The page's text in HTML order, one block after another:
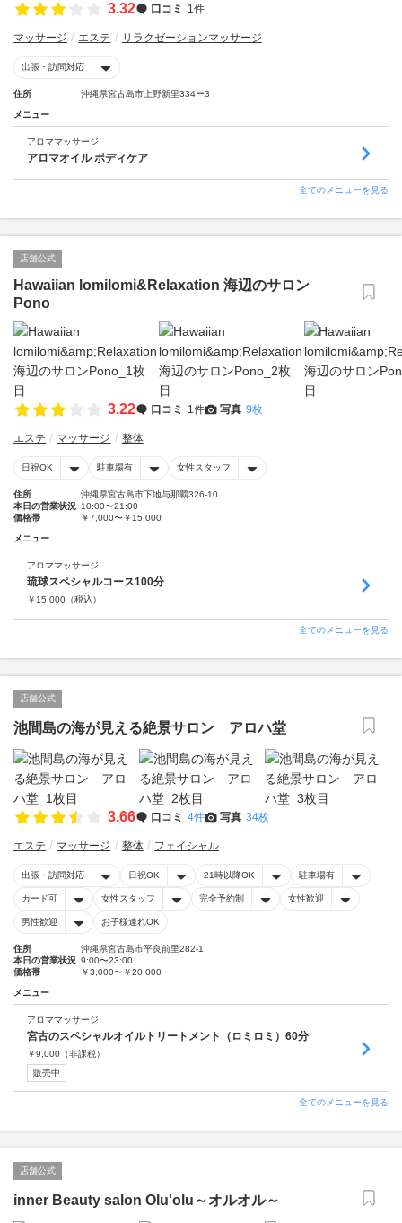
3.32 口コミ 1件
マッサージ エステ リラクゼーションマッサージ
出張・訪問対応
住所 沖縄県宮古島市上野新里334ー3
メニュー
アロママッサージ
アロマオイル ボディケア
全てのメニューを見る
店舗公式
Hawaiian lomilomi&Relaxation 海辺のサロン
Pono
3.22 口コミ 1件 写真 9枚
エステ マッサージ 整体
日祝OK 駐車場有 女性スタッフ
住所
沖縄県宮古島市下地与那覇326-10
本日の営業状況 10:00〜21:00
価格帯
￥7,000〜￥15,000
メニュー
アロママッサージ
琉球スペシャルコース100分
￥ 15,000 （税込）
全てのメニューを見る
店舗公式
池間島の海が見える絶景サロン アロハ堂
3.66 口コミ 4件 写真 34枚
エステ マッサージ 整体 フェイシャル
出張・訪問対応 日祝OK 21時以降OK 駐車場有
カード可 女性スタッフ 完全予約制 女性歓迎
男性歓迎 お子様連れOK
住所
沖縄県宮古島市平良前里282-1
本日の営業状況 9:00〜23:00
価格帯
￥3,000〜￥20,000
メニュー
アロママッサージ
宮古のスペシャルオイルトリートメント（ロミロミ）60分
￥9,000 （非課税）
販売中
全てのメニューを見る
店舗公式
inner Beauty salon Olu'olu～オルオル～